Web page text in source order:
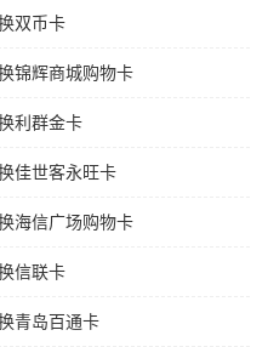
双币卡
锦辉商城购物卡
利群金卡
佳世客永旺卡
海信广场购物卡
信联卡
青岛百通卡